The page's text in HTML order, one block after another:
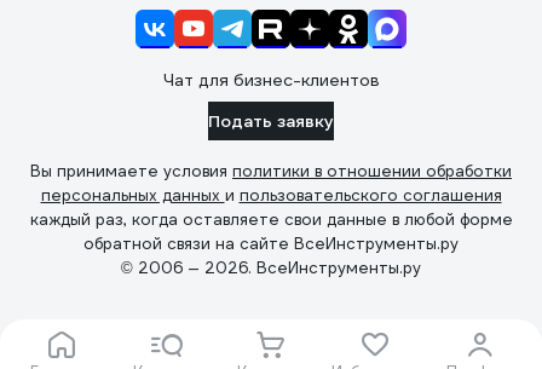
Чат для бизнес-клиентов
Подать заявку
Вы принимаете условия политики в отношении обработки
персональных данных и пользовательского соглашения
каждый раз, когда оставляете свои данные в любой форме
обратной связи на сайте ВсеИнструменты.ру
© 2006 — 2026. ВсеИнструменты.ру